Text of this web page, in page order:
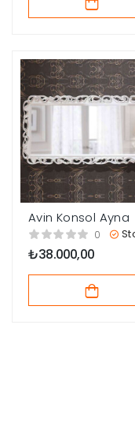
Avin Konsol Ayna
0
₺38.000,00